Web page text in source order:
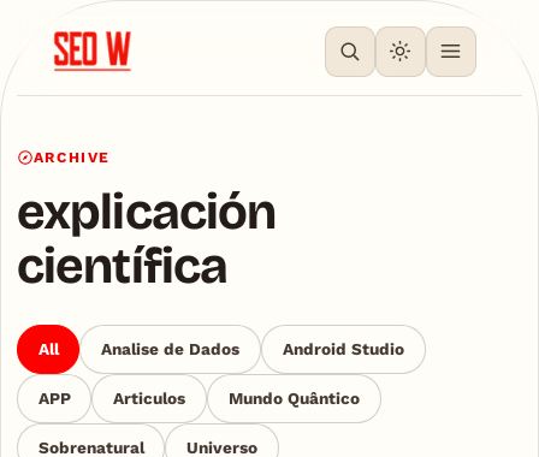
ARCHIVE
explicación
científica
All Analise de Dados Android Studio
APP Articulos Mundo Quântico
Sobrenatural Universo